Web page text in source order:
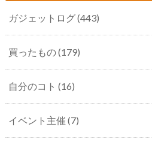
ガジェットログ(443)
買ったもの(179)
自分のコト (16)
イベント主催 (7)